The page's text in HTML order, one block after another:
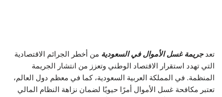
تعدجريمة غسل الأموال في السعودية من أخطر الجرائم الاقتصادية
التي تهدد استقرار الاقتصاد الوطني وتعزز من انتشار الجريمة
المنظمة. في المملكة العربية السعودية، كما في معظم دول العالم،
تعتبر مكافحة غسل الأموال أمرًا حيويًا لضمان نزاهة النظام المالي